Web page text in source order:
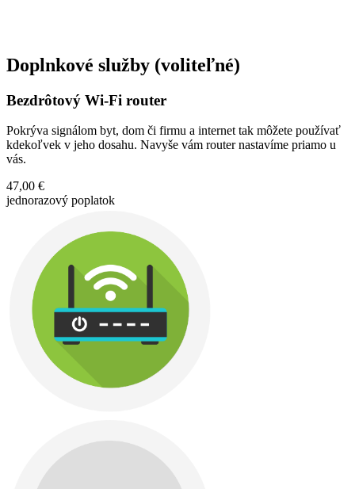
Doplnkové služby (voliteľné)
Bezdrôtový Wi-Fi router
Pokrýva signálom byt, dom či firmu a internet tak môžete používať
kdekoľvek v jeho dosahu. Navyše vám router nastavíme priamo u
vás.
47,00 €
jednorazový poplatok